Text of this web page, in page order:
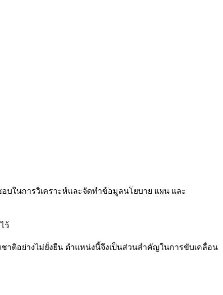
บในการวิเคราะห์และจัดทำข้อมูลนโยบาย แผน และ
ว้
ติอย่างไม่ยั่งยืน ตำแหน่งนี้จึงเป็นส่วนสำคัญในการขับเคลื่อน